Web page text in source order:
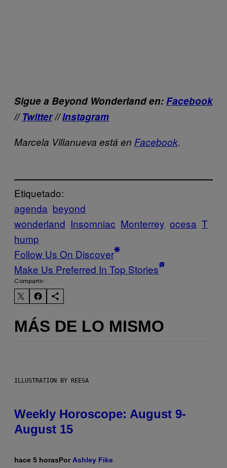
Sigue a Beyond Wonderland en:Facebook
//Twitter//Instagram
Marcela Villanueva está en Facebook.
Etiquetado:
agenda beyond
wonderland Insomniac Monterrey ocesa T
hump
Follow Us On Discover
Make Us Preferred In Top Stories
Compartir:
MÁS DE LO MISMO
ILLUSTRATION BY REESA
Weekly Horoscope: August 9-
August 15
hace 5 horasPor Ashley Fike